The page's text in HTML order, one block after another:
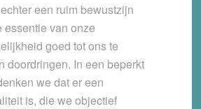
een ruim bewustzijn
essentie van onze
goed tot ons te
doordringen. In een beperkt
we dat er een
is, die we objectief